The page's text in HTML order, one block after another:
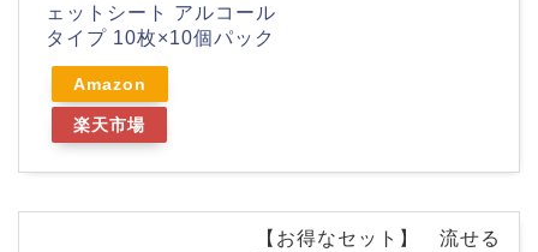
ェットシート アルコール
タイプ 10枚×10個パック
Amazon
楽天市場
【お得なセット】 流せる